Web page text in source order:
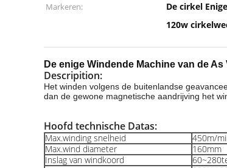
Markeren:
De cirkel
120w
De enige Windende Machine van de
Descripition:
Het winden volgens de buitenlandse
dan de gewone magnetische aandrijving het
Hoofd technische Datas:
Max.winding snelheid
450m/
Max.wind diameter
160mm
Inslag van windkoord